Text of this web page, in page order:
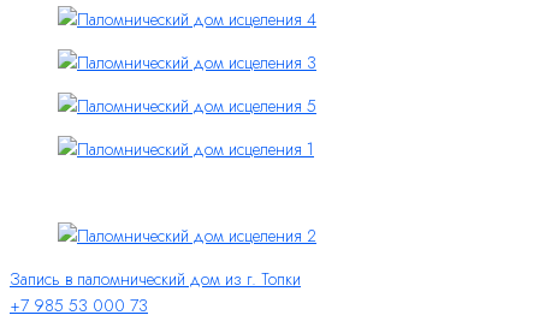
Запись в паломнический дом из г. Топки
+7 985 53 000 73